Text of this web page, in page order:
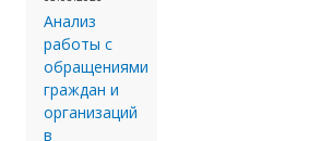
Анализ
работы с
обращениями
граждан и
организаций
в